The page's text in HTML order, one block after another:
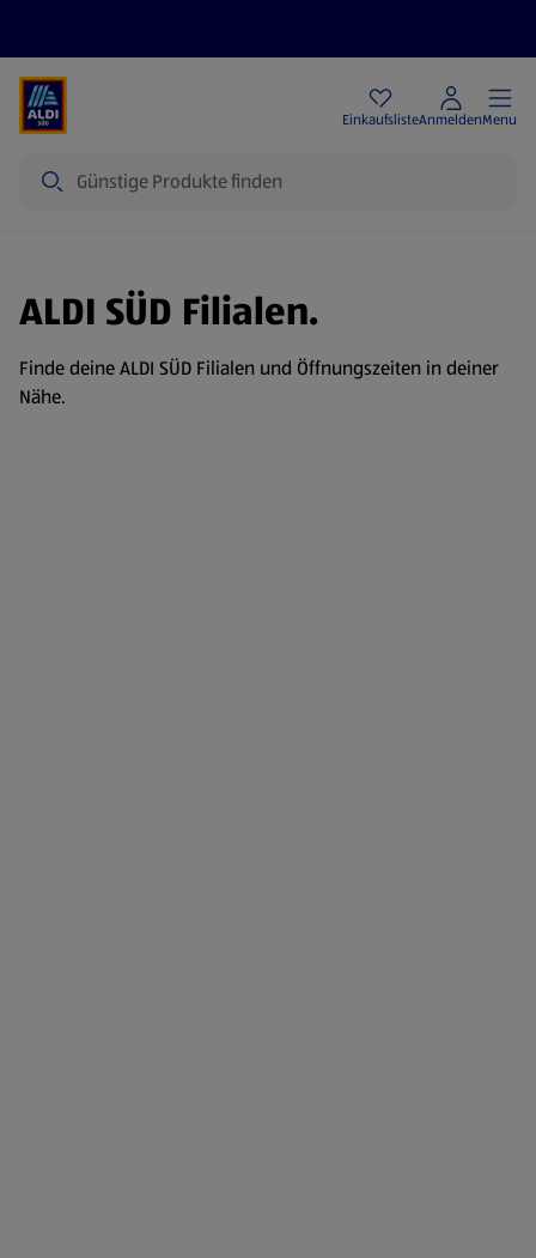
EinkaufslisteAnmeldenMenu
ALDI SÜD Filialen.
Finde deine ALDI SÜD Filialen und Öffnungszeiten in deiner
Nähe.